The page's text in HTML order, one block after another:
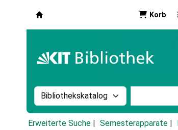
Korb
Suche im Katalog nach:
Erweiterte Suche Semesterapparate